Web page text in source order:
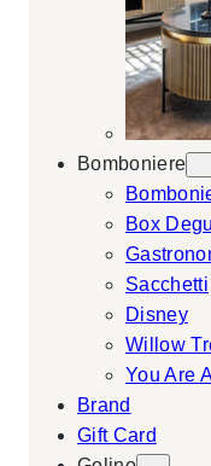
Bomboniere
Box
Sacchetti
Disney
Willow
You Are
Brand
Gift Card